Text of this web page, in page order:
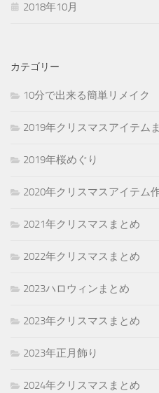
2018年10月
カテゴリー
10分で出来る簡単リメイク
2019年クリスマスアイテム
2019年桜めぐり
2020年クリスマスアイテム
2021年クリスマスまとめ
2022年クリスマスまとめ
2023ハロウィンまとめ
2023年クリスマスまとめ
2023年正月飾り
2024年クリスマスまとめ